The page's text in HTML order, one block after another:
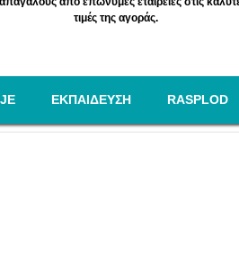
τιμές της αγοράς.
EΚΠΑΙΔΕΥΣΗ RASPLOD